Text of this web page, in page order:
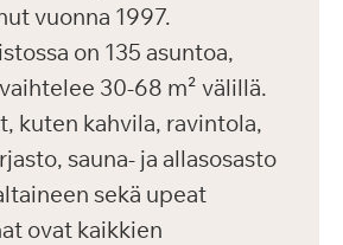
vuonna 1997.
on 135 asuntoa,
30-68 m² välillä.
kuten kahvila, ravintola,
sauna- ja allasosasto
sekä upeat
ovat kaikkien